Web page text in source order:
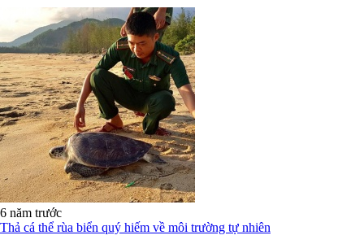
6 năm trước
Thả cá thể rùa biển quý hiếm về môi trường tự nhiên